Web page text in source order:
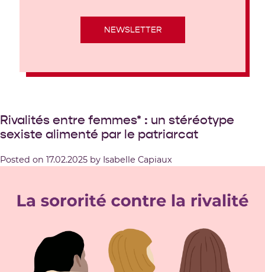
NEWSLETTER
Rivalités entre femmes* : un stéréotype
sexiste alimenté par le patriarcat
Posted on 17.02.2025 by Isabelle Capiaux